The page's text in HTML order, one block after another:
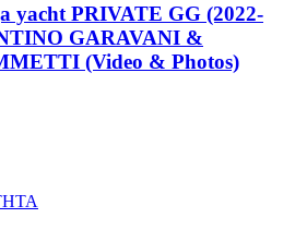
yacht PRIVATE GG (2022-
GARAVANI &
(Video & Photos)